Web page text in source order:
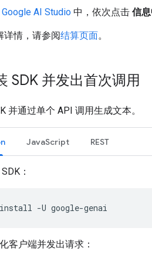
Google AI Studio 中，依次点击 信
详情，请参阅结算页面。
SDK 并发出首次调用
并通过单个 API 调用生成文本。
JavaScript REST
：
install -U
客户端并发出请求：